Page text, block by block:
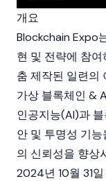
개요
Blockchain Expo
현 및 전략에 참
춤 제작된 일련의
가상 블록체인 &
인공지능(AI)과
안 및 투명성 기
의 신뢰성을 향상
2024년 10월 31